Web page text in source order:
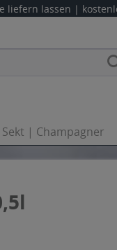
liefern lassen |
Sekt | Champagner